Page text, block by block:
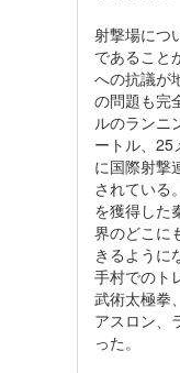
射撃場につ
であること
への抗議が
の問題も完
ルのランニ
ートル、25
に国際射撃
されている
を獲得した
界のどこに
きるように
手村でのト
武術太極拳
アスロン、
った。